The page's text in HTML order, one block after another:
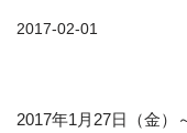
2017-02-01
2017年1月27日（金）